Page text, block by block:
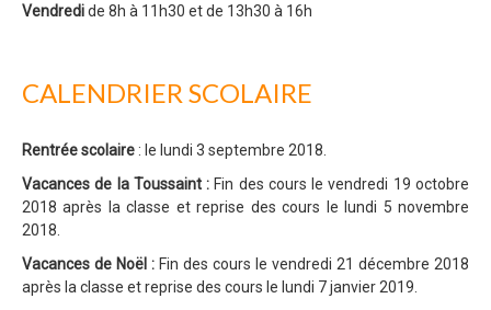
Vendredide 8h à 11h30 et de 13h30 à 16h
CALENDRIER SCOLAIRE
Rentrée scolaire : le lundi 3 septembre 2018.
Vacances de la Toussaint : Fin des cours le vendredi 19 octobre
2018 après la classe et reprise des cours le lundi 5 novembre
2018.
Vacances de Noël : Fin des cours le vendredi 21 décembre 2018
après la classe et reprise des cours le lundi 7 janvier 2019.